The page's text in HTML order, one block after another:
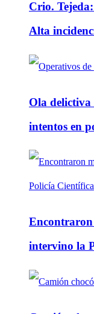
Crio.
Alta
Ola delictiva
intentos en
Encontraron
intervino la